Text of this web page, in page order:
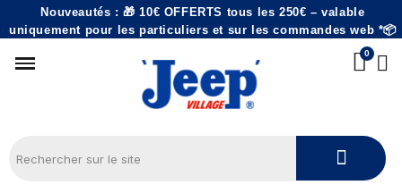
Nouveautés : 🎁 10€ OFFERTS tous les 250€ – valable
uniquement pour les particuliers et sur les commandes web *📦